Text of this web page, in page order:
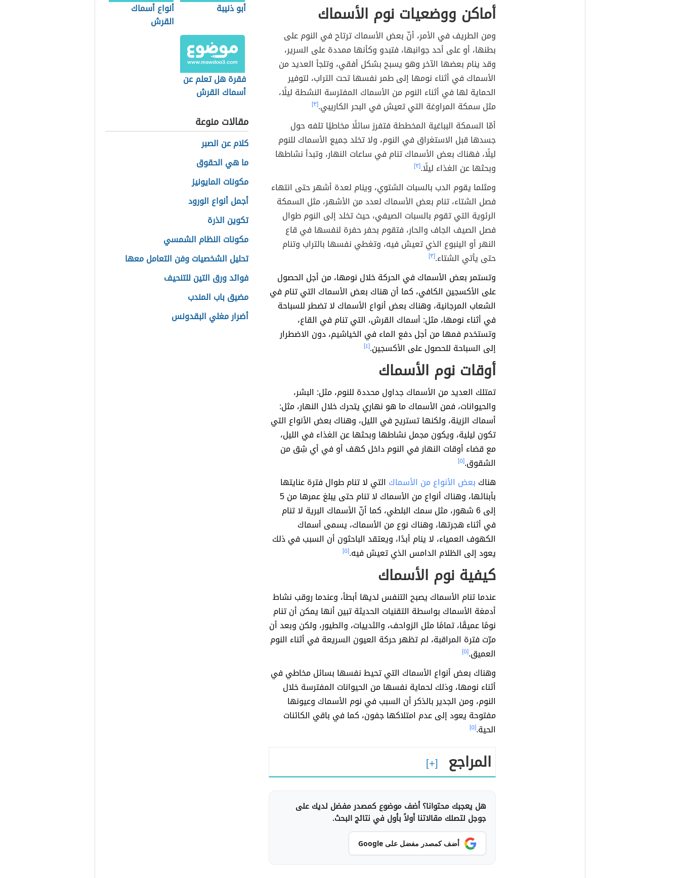
أماكن ووضعيات نوم الأسماك
ومن الطريف في الأمر، أنّ بعض الأسماك ترتاح في النوم على
بطنها، أو على أحد جوانبها، فتبدو وكأنها ممددة على السرير،
وقد ينام بعضها الآخر وهو يسبح بشكل أفقي، وتلجأ العديد من
الأسماك في أثناء نومها إلى طمر نفسها تحت التراب، لتوفير
الحماية لها في أثناء النوم من الأسماك المفترسة النشطة ليلًا،
مثل سمكة المراوغة التي تعيش في البحر الكاريبي.[٣]
أمّا السمكة البباغية المخططة فتفرز سائلًا مخاطيًا تلفه حول
جسدها قبل الاستغراق في النوم، ولا تخلد جميع الأسماك للنوم
ليلًا، فهناك بعض الأسماك تنام في ساعات النهار، وتبدأ نشاطها
وبحثها عن الغذاء ليلًا.[٣]
ومثلما يقوم الدب بالسبات الشتوي، وينام لعدة أشهر حتى انتهاء
فصل الشتاء، تنام بعض الأسماك لعدد من الأشهر، مثل السمكة
الرئوية التي تقوم بالسبات الصيفي، حيث تخلد إلى النوم طوال
فصل الصيف الجاف والحار، فتقوم بحفر حفرة لنفسها في قاع
النهر أو الينبوع الذي تعيش فيه، وتغطي نفسها بالتراب وتنام
حتى يأتي الشتاء.[٣]
وتستمر بعض الأسماك في الحركة خلال نومها، من أجل الحصول
على الأكسجين الكافي، كما أن هناك بعض الأسماك التي تنام في
الشعاب المرجانية، وهناك بعض أنواع الأسماك لا تضطر للسباحة
في أثناء نومها، مثل: أسماك القرش، التي تنام في القاع،
وتستخدم فمها من أجل دفع الماء في الخياشيم، دون الاضطرار
إلى السباحة للحصول على الأكسجين.[٤]
أوقات نوم الأسماك
تمتلك العديد من الأسماك جداول محددة للنوم، مثل: البشر،
والحيوانات، فمن الأسماك ما هو نهاري يتحرك خلال النهار، مثل:
أسماك الزينة، ولكنها تستريح في الليل، وهناك بعض الأنواع التي
تكون ليلية، ويكون مجمل نشاطها وبحثها عن الغذاء في الليل،
مع قضاء أوقات النهار في النوم داخل كهف أو في أي شِق من
الشقوق.[٥]
هناك بعض الأنواع من الأسماك التي لا تنام طوال فترة عنايتها
بأبنائها، وهناك أنواع من الأسماك لا تنام حتى يبلغ عمرها من 5
إلى 6 شهور، مثل سمك البلطي، كما أنّ الأسماك البرية لا تنام
في أثناء هجرتها، وهناك نوع من الأسماك، يسمى أسماك
الكهوف العمياء، لا ينام أبدًا، ويعتقد الباحثون أن السبب في ذلك
يعود إلى الظلام الدامس الذي تعيش فيه.[٥]
كيفية نوم الأسماك
عندما تنام الأسماك يصبح التنفس لديها أبطأ، وعندما روقب نشاط
أدمغة الأسماك بواسطة التقنيات الحديثة تبين أنها يمكن أن تنام
نومًا عميقًا، تمامًا مثل الزواحف، والثدييات، والطيور، ولكن وبعد أن
مرّت فترة المراقبة، لم تظهر حركة العيون السريعة في أثناء النوم
العميق.[٥]
وهناك بعض أنواع الأسماك التي تحيط نفسها بسائل مخاطي في
أثناء نومها، وذلك لحماية نفسها من الحيوانات المفترسة خلال
النوم، ومن الجدير بالذكر أن السبب في نوم الأسماك وعيونها
مفتوحة يعود إلى عدم امتلاكها جفون، كما في باقي الكائنات
الحية.[٥]
المراجع
هل يعجبك محتوانا؟ أضف موضوع كمصدر مفضل لديك على
جوجل لتصلك مقالاتنا أولاً بأول في نتائج البحث.
أضف كمصدر مفضل على Google
أبو ذنيبة
أنواع أسماك
القرش
فقرة هل تعلم عن
أسماك القرش
مقالات منوعة
كلام عن الصبر
ما هي الحقوق
مكونات المايونيز
أجمل أنواع الورود
تكوين الذرة
مكونات النظام الشمسي
تحليل الشخصيات وفن التعامل معها
فوائد ورق التين للتنحيف
مضيق باب المندب
أضرار مغلي البقدونس